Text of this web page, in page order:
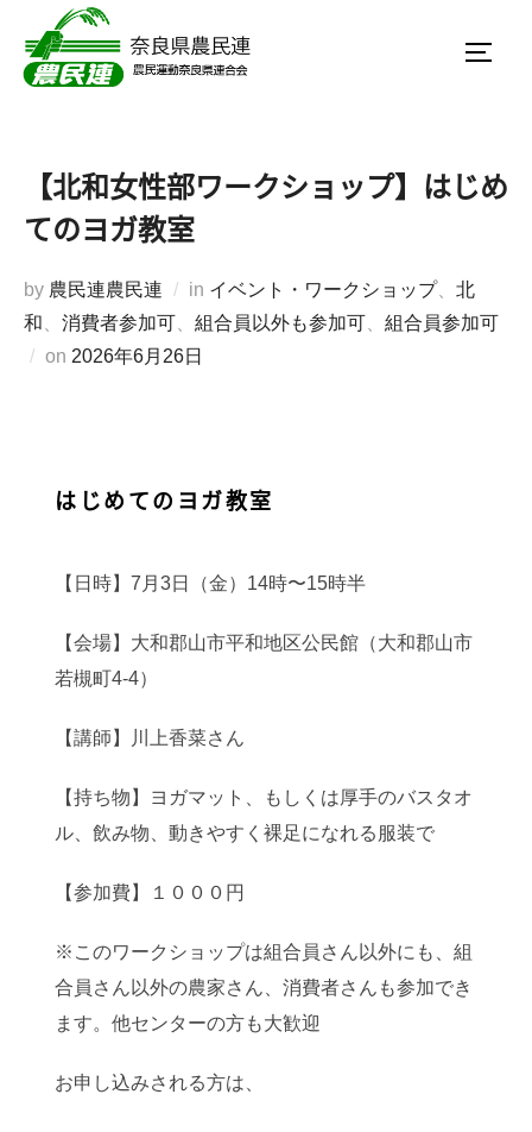
【北和女性部ワークショップ】はじめ
てのヨガ教室
by 農民連農民連 in イベント・ワークショップ、 北
和
消費者参加可 組合員以外も参加可
組合員参加可
on 2026年6月26日
はじめてのヨガ教室
【日時】7月3日（金）14時〜15時半
【会場】大和郡山市平和地区公民館（大和郡山市
若槻町4-4）
【講師】川上香菜さん
【持ち物】ヨガマット、もしくは厚手のバスタオ
ル、飲み物、動きやすく裸足になれる服装で
【参加費】１０００円
※このワークショップは組合員さん以外にも、組
合員さん以外の農家さん、消費者さんも参加でき
ます。他センターの方も大歓迎
お申し込みされる方は、